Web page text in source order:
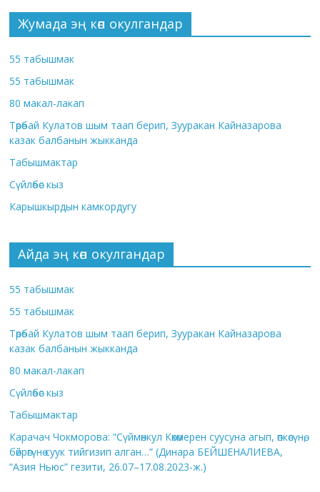
Жумада эң көп окулгандар
55 табышмак
55 табышмак
80 макал-лакап
Төрөбай Кулатов шым таап берип, Зууракан Кайназарова
казак балбанын жыкканда
Табышмактар
Сүйлөбөс кыз
Карышкырдын камкордугу
Айда эң көп окулгандар
55 табышмак
55 табышмак
Төрөбай Кулатов шым таап берип, Зууракан Кайназарова
казак балбанын жыкканда
80 макал-лакап
Сүйлөбөс кыз
Табышмактар
Карачач Чокморова: “Сүймөнкул Көкөмерен суусуна агып, өпкөсүнө,
бөйрөгүнө суук тийгизип алган…” (Динара БЕЙШЕНАЛИЕВА,
“Азия Ньюс” гезити, 26.07–17.08.2023-ж.)